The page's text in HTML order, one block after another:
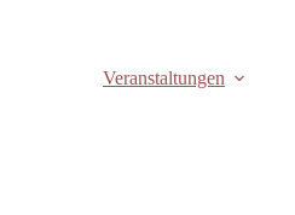
Veranstaltungen